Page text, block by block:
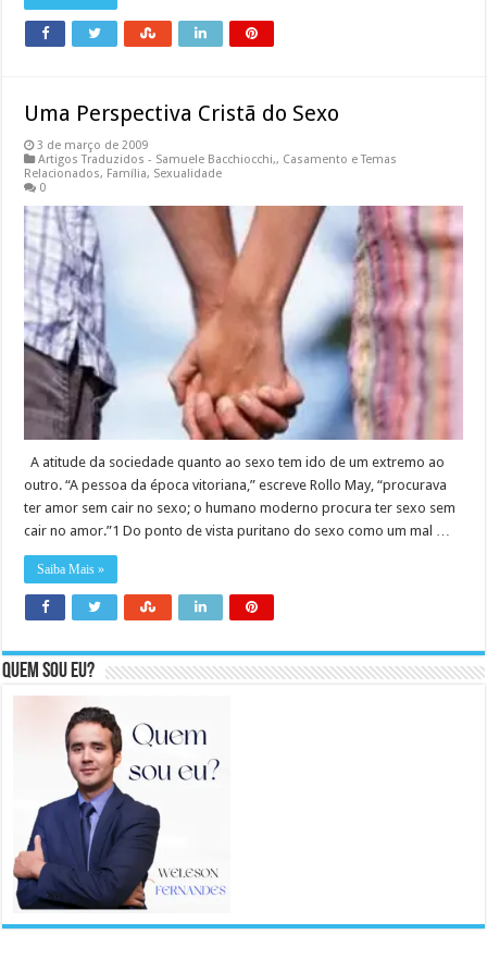
Uma Perspectiva Cristã do Sexo
3 de março de 2009
Artigos Traduzidos - Samuele Bacchiocchi,, Casamento e Temas
Relacionados, Família, Sexualidade
0
A atitude da sociedade quanto ao sexo tem ido de um extremo ao
outro. “A pessoa da época vitoriana,” escreve Rollo May, “procurava
ter amor sem cair no sexo; o humano moderno procura ter sexo sem
cair no amor.”1 Do ponto de vista puritano do sexo como um mal …
Saiba Mais »
Quem sou eu?